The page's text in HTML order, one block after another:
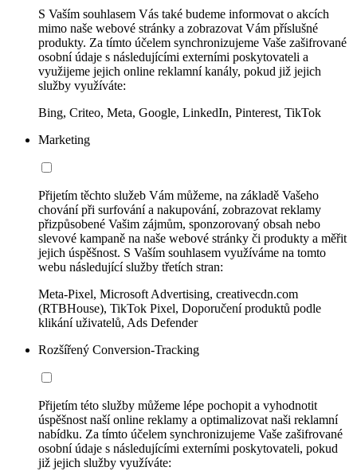
S Vaším souhlasem Vás také budeme informovat o akcích
mimo naše webové stránky a zobrazovat Vám příslušné
produkty. Za tímto účelem synchronizujeme Vaše zašifrované
osobní údaje s následujícími externími poskytovateli a
využijeme jejich online reklamní kanály, pokud již jejich
služby využíváte:
Bing, Criteo, Meta, Google, LinkedIn, Pinterest, TikTok
Marketing
Přijetím těchto služeb Vám můžeme, na základě Vašeho
chování při surfování a nakupování, zobrazovat reklamy
přizpůsobené Vašim zájmům, sponzorovaný obsah nebo
slevové kampaně na naše webové stránky či produkty a měřit
jejich úspěšnost. S Vaším souhlasem využíváme na tomto
webu následující služby třetích stran:
Meta-Pixel, Microsoft Advertising, creativecdn.com
(RTBHouse), TikTok Pixel, Doporučení produktů podle
klikání uživatelů, Ads Defender
Rozšířený Conversion-Tracking
Přijetím této služby můžeme lépe pochopit a vyhodnotit
úspěšnost naší online reklamy a optimalizovat naši reklamní
nabídku. Za tímto účelem synchronizujeme Vaše zašifrované
osobní údaje s následujícími externími poskytovateli, pokud
již jejich služby využíváte: